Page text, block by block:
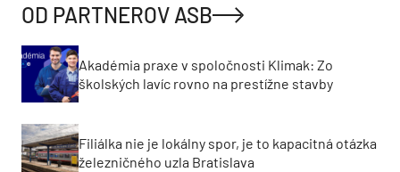
OD PARTNEROV ASB
Akadémia praxe v spoločnosti Klimak: Zo
školských lavíc rovno na prestížne stavby
Filiálka nie je lokálny spor, je to kapacitná otázka
železničného uzla Bratislava